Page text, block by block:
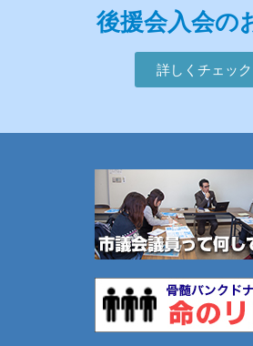
後援会入会の
詳しくチェック